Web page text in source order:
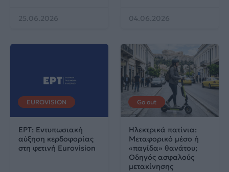
25.06.2026 04.06.2026
EUROVISION
ΕΡΤ: Εντυπωσιακή
αύξηση κερδοφορίας
στη φετινή Eurovision
Go out
Ηλεκτρικά πατίνια:
Μεταφορικό μέσο ή
«παγίδα» θανάτου;
Οδηγός ασφαλούς
μετακίνησης